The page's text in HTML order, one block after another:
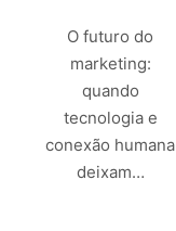
O futuro do
marketing:
quando
tecnologia e
conexão humana
deixam…